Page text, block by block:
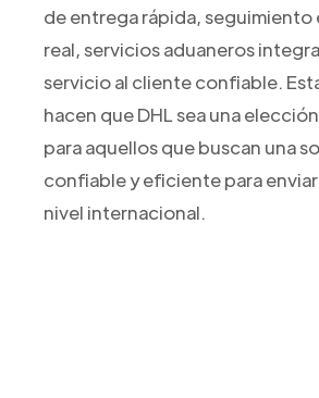
de entrega rápida, seguimiento
real, servicios aduaneros
servicio al cliente confiable.
hacen que DHL sea una
para aquellos que buscan una
confiable y eficiente para
nivel internacional.